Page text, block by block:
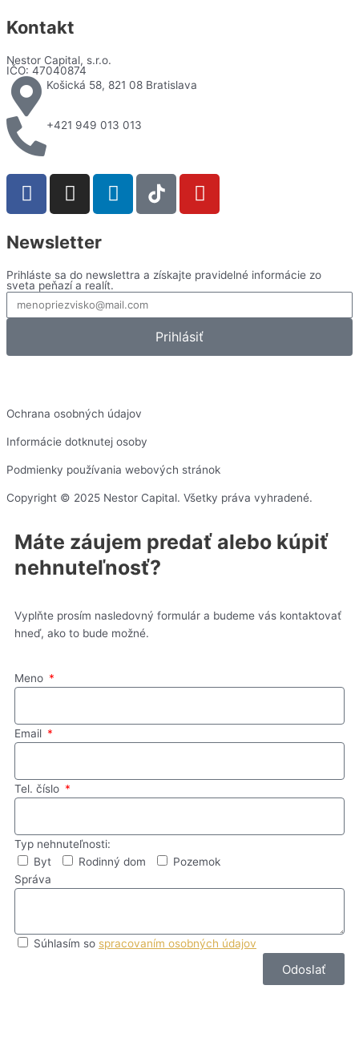
Kontakt
Nestor Capital, s.r.o.
IČO: 47040874
Košická 58, 821 08 Bratislava​
+421 949 013 013
F
a
e
o
o
k
I
n
t
g
r
a
L
i
d
i
n
Y
o
b
Newsletter
Prihláste sa do newslettra a získajte pravidelné informácie zo
sveta peňazí a realít.
Prihlásiť
Ochrana osobných údajov
Informácie dotknutej osoby
Podmienky používania webových stránok
Copyright © 2025 Nestor Capital. Všetky práva vyhradené.
Máte záujem predať alebo kúpiť
nehnuteľnosť?
Vyplňte prosím nasledovný formulár a budeme vás kontaktovať
hneď, ako to bude možné.
Meno
Email
Tel. číslo
Typ nehnuteľnosti:
Byt
Rodinný dom
Pozemok
Správa
Súhlasím so spracovaním osobných údajov
Odoslať